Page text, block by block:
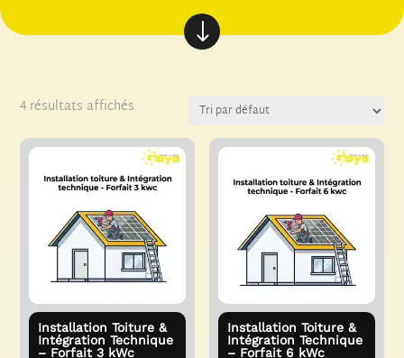
"
4 résultats affichés
Installation Toiture &
Intégration Technique
– Forfait 3 kWc
Installation Toiture &
Intégration Technique
– Forfait 6 kWc